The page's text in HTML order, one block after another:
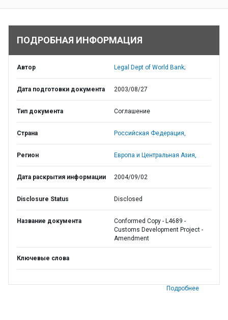
ПОДРОБНАЯ ИНФОРМАЦИЯ
Автор Legal Dept of World Bank;
Дата подготовки документа 2003/08/27
Тип документа Соглашение
Страна Российская Федерация,
Регион Европа и Центральная Азия,
Дата раскрытия информации 2004/09/02
Disclosure Status Disclosed
Название документа
Conformed Copy - L4689 -
Customs Development Project -
Amendment
Ключевые слова
Подробнее